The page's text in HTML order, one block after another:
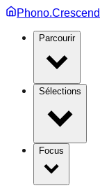
Parcourir
Sélections
Focus